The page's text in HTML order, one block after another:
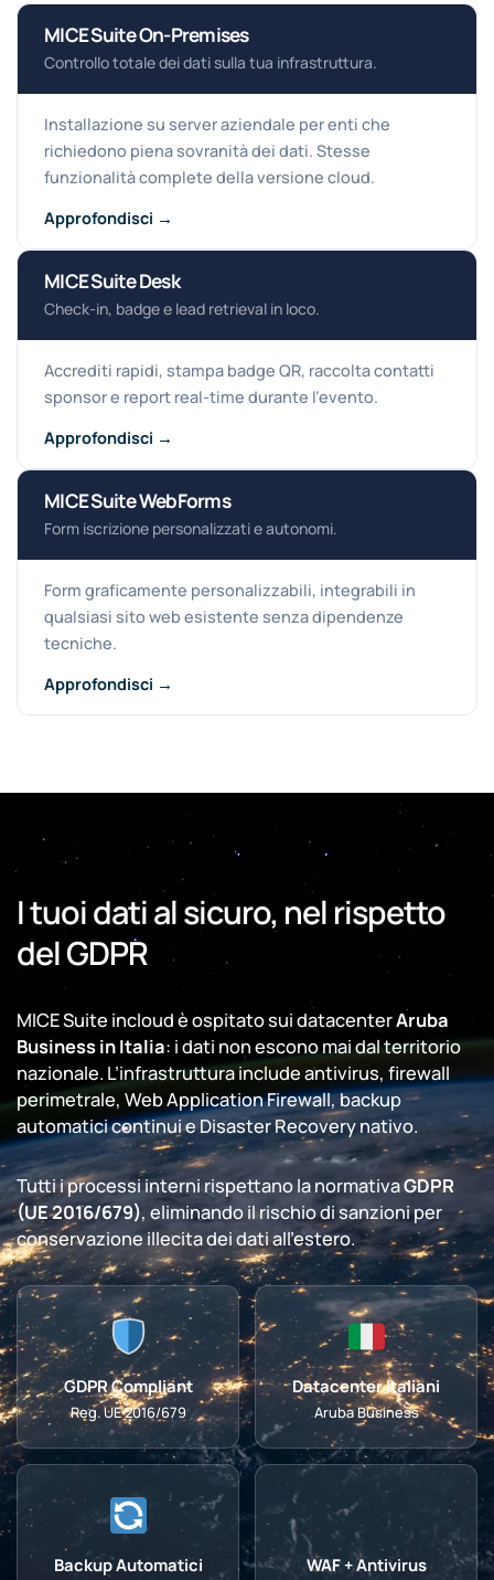
MICE Suite On-Premises
Controllo totale dei dati sulla tua infrastruttura.
Installazione su server aziendale per enti che
richiedono piena sovranità dei dati. Stesse
funzionalità complete della versione cloud.
Approfondisci →
MICE Suite Desk
Check-in, badge e lead retrieval in loco.
Accrediti rapidi, stampa badge QR, raccolta contatti
sponsor e report real-time durante l’evento.
Approfondisci →
MICE Suite WebForms
Form iscrizione personalizzati e autonomi.
Form graficamente personalizzabili, integrabili in
qualsiasi sito web esistente senza dipendenze
tecniche.
Approfondisci →
I tuoi dati al sicuro, nel rispetto
del GDPR
MICE Suite incloud è ospitato sui datacenterAruba
Business in Italia: i dati non escono mai dal territorio
nazionale. L’infrastruttura include antivirus, firewall
perimetrale, Web Application Firewall, backup
automatici continui e Disaster Recovery nativo.
Tutti i processi interni rispettano la normativaGDPR
(UE 2016/679), eliminando il rischio di sanzioni per
conservazione illecita dei dati all’estero.
GDPR Compliant
Reg. UE 2016/679
Datacenter Italiani
Aruba Business
Backup Automatici WAF + Antivirus